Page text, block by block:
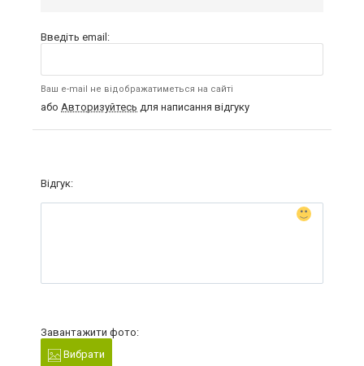
Введіть email:
Ваш e-mail не відображатиметься на сайті
або Авторизуйтесь для написання відгуку
Відгук:
Завантажити фото:
Вибрати